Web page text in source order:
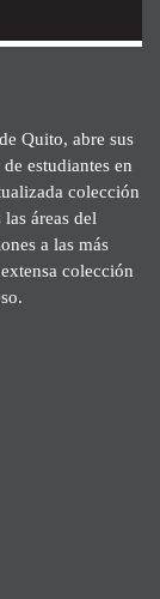
Quito, abre sus
estudiantes en
colección
áreas del
a las más
colección